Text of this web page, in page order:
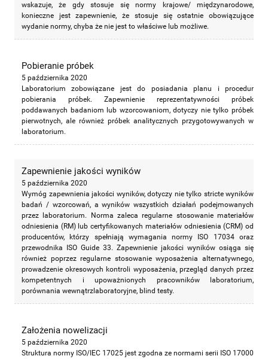
wskazuje, że gdy stosuje się normy krajowe/ międzynarodowe,
konieczne jest zapewnienie, że stosuje się ostatnie obowiązujące
wydanie normy, chyba że nie jest to właściwe lub możliwe.
Pobieranie próbek
5 października 2020
Laboratorium zobowiązane jest do posiadania planu i procedur
pobierania próbek. Zapewnienie reprezentatywności próbek
poddawanych badaniom lub wzorcowaniom, dotyczy nie tylko próbek
pierwotnych, ale również próbek analitycznych przygotowywanych w
laboratorium.
Zapewnienie jakości wyników
5 października 2020
Wymóg zapewnienia jakości wyników, dotyczy nie tylko stricte wyników
badań / wzorcowań, a wyników wszystkich działań podejmowanych
przez laboratorium. Norma zaleca regularne stosowanie materiałów
odniesienia (RM) lub certyfikowanych materiałów odniesienia (CRM) od
producentów, którzy spełniają wymagania normy ISO 17034 oraz
przewodnika ISO Guide 33. Zapewnienie jakości wyników osiąga się
również poprzez regularne stosowanie wyposażenia alternatywnego,
prowadzenie okresowych kontroli wyposażenia, przegląd danych przez
kompetentnych i upoważnionych pracowników laboratorium,
porównania wewnątrzlaboratoryjne, blind testy.
Założenia nowelizacji
5 października 2020
Struktura normy ISO/IEC 17025 jest zgodna ze normami serii ISO 17000